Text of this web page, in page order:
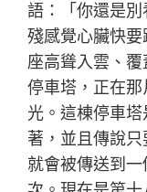
語：「你還是
殘感覺心臟快
座高聳入雲、
停車塔，正在
光。這棟停車
著，並且傳說只
就會被傳送到